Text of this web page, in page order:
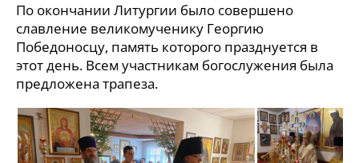
По окончании Литургии было совершено
славление великомученику Георгию
Победоносцу, память которого празднуется в
этот день. Всем участникам богослужения была
предложена трапеза.